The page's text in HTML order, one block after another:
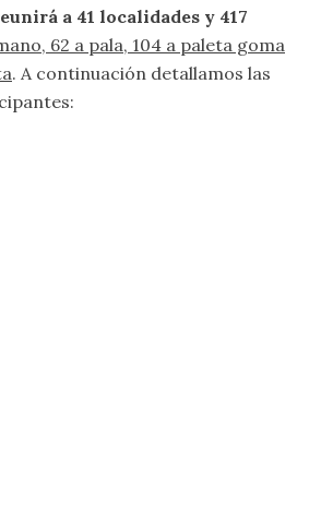
a 41 localidades y 417
62 a pala, 104 a paleta goma
. A continuación detallamos las